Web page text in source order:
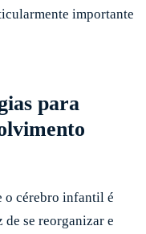
importante
para
o cérebro infantil é
se reorganizar e